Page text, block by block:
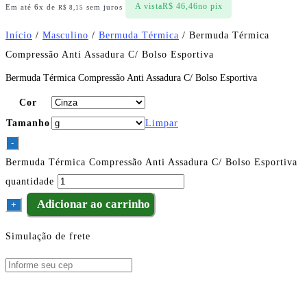
Em até 6x de R$ 8,15 sem juros A vistaR$ 46,46no pix
Início / Masculino / Bermuda Térmica / Bermuda Térmica
Compressão Anti Assadura C/ Bolso Esportiva
Bermuda Térmica Compressão Anti Assadura C/ Bolso Esportiva
Cor
Tamanho
Limpar
-
Bermuda Térmica Compressão Anti Assadura C/ Bolso Esportiva
quantidade
+ Adicionar ao carrinho
Simulação de frete